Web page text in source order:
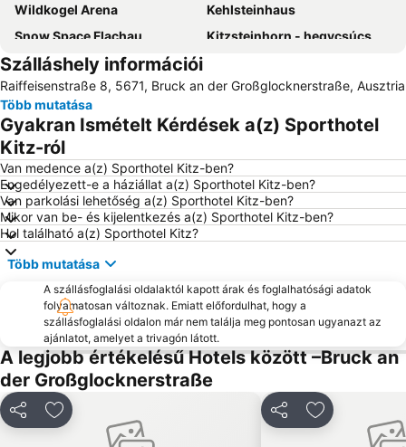
Wildkogel Arena
Kehlsteinhaus
Snow Space Flachau
Kitzsteinhorn - hegycsúcs
Hochkönigs Winterreich - Mühlbach Dienten Maria Alm
Wagrain-Kleinarl
Kaiserloipe
Skigebiet Kitzbühel
Altenmarkt-Zauchensee
Kaiserbad
Zauchensee Sícentrum
Steinplatte Waidring
Sigmund-Thun-Klamm
Felsentherme
Sportgastein
Mölltaler Gletscher
Hohenwerfen
Weißsee Gletscherwelt
Obersalzbergbahn
Bahnhof Zell am See
Dorfgastein - Großarltal
Eisriesenwelt
Radstadt-Altenmarkt
Skigebiet Sportwelt Amadé
Freizeitzentrum
Sport- und Freizeitzentrum Optimum
Bikepark
Geisterberg
Szálláshely információi
Raiffeisenstraße 8, 5671, Bruck an der Großglocknerstraße, Ausztria
Több mutatása
Gyakran Ismételt Kérdések a(z) Sporthotel
Kitz-ról
Van medence a(z) Sporthotel Kitz-ben?
Engedélyezett-e a háziállat a(z) Sporthotel Kitz-ben?
Van parkolási lehetőség a(z) Sporthotel Kitz-ben?
Mikor van be- és kijelentkezés a(z) Sporthotel Kitz-ben?
Hol található a(z) Sporthotel Kitz?
Több mutatása
A szállásfoglalási oldalaktól kapott árak és foglalhatósági adatok
folyamatosan változnak. Emiatt előfordulhat, hogy a
szállásfoglalási oldalon már nem találja meg pontosan ugyanazt az
ajánlatot, amelyet a trivagón látott.
A legjobb értékelésű Hotels között –Bruck an
der Großglocknerstraße
MegosztásHozzáadás a kedvencekhez MegosztásHozzáadás